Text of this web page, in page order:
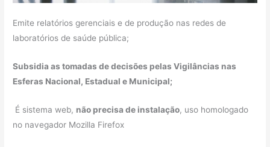
Emite relatórios gerenciais e de produção nas redes de
laboratórios de saúde pública;
Subsidia as tomadas de decisões pelas Vigilâncias nas
Esferas Nacional, Estadual e Municipal;
É sistema web, não precisa de instalação, uso homologado
no navegador Mozilla Firefox